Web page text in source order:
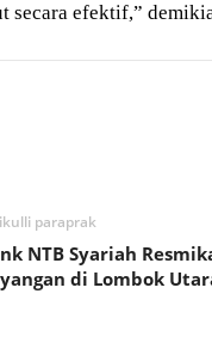
secara efektif,”
paraprak
NTB Syariah
di Lombok